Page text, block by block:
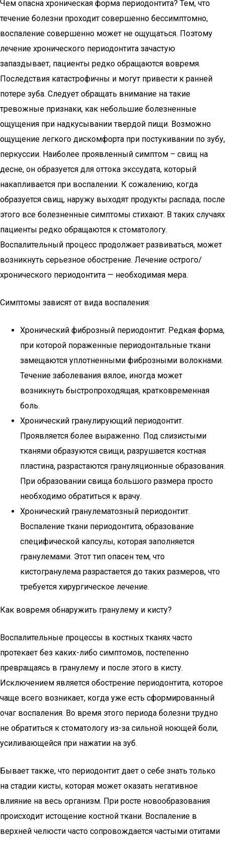
Чем опасна хроническая форма периодонтита? Тем, что
течение болезни проходит совершенно бессимптомно,
воспаление совершенно может не ощущаться. Поэтому
лечение хронического периодонтита зачастую
запаздывает, пациенты редко обращаются вовремя.
Последствия катастрофичны и могут привести к ранней
потере зуба. Следует обращать внимание на такие
тревожные признаки, как небольшие болезненные
ощущения при надкусывании твердой пищи. Возможно
ощущение легкого дискомфорта при постукивании по зубу,
перкуссии. Наиболее проявленный симптом – свищ на
десне, он образуется для оттока экссудата, который
накапливается при воспалении. К сожалению, когда
образуется свищ, наружу выходят продукты распада, после
этого все болезненные симптомы стихают. В таких случаях
пациенты редко обращаются к стоматологу.
Воспалительный процесс продолжает развиваться, может
возникнуть серьезное обострение. Лечение острого/
хронического периодонтита — необходимая мера.
Симптомы зависят от вида воспаления:
Хронический фиброзный периодонтит. Редкая форма,
при которой пораженные периодонтальные ткани
замещаются уплотненными фиброзными волокнами.
Течение заболевания вялое, иногда может
возникнуть быстропроходящая, кратковременная
боль.
Хронический гранулирующий периодонтит.
Проявляется более выраженно. Под слизистыми
тканями образуются свищи, разрушается костная
пластина, разрастаются грануляционные образования.
При образовании свища большого размера просто
необходимо обратиться к врачу.
Хронический гранулематозный периодонтит.
Воспаление ткани периодонтита, образование
специфической капсулы, которая заполняется
гранулемами. Этот тип опасен тем, что
кистогранулема разрастается до таких размеров, что
требуется хирургическое лечение.
Как вовремя обнаружить гранулему и кисту?
Воспалительные процессы в костных тканях часто
протекает без каких-либо симптомов, постепенно
превращаясь в гранулему и после этого в кисту.
Исключением является обострение периодонтита, которое
чаще всего возникает, когда уже есть сформированный
очаг воспаления. Во время этого периода болезни трудно
не обратиться к стоматологу из-за сильной ноющей боли,
усиливающейся при нажатии на зуб.
Бывает также, что периодонтит дает о себе знать только
на стадии кисты, которая может оказать негативное
влияние на весь организм. При росте новообразования
происходит истощение костной ткани. Воспаление в
верхней челюсти часто сопровождается частыми отитами